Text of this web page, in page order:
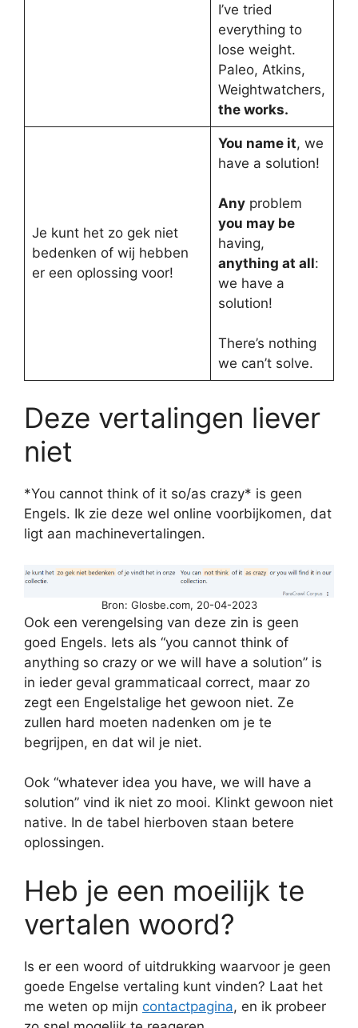
I’ve tried
everything to
lose weight.
Paleo, Atkins,
Weightwatchers,
the works.
Je kunt het zo gek niet
bedenken of wij hebben
er een oplossing voor!
You name it, we
have a solution!
Anyproblem
you may be
having,
anything at all:
we have a
solution!
There’s nothing
we can’t solve.
Deze vertalingen liever
niet
*You cannot think of it so/as crazy* is geen
Engels. Ik zie deze wel online voorbijkomen, dat
ligt aan machinevertalingen.
Bron: Glosbe.com, 20-04-2023
Ook een verengelsing van deze zin is geen
goed Engels. Iets als “you cannot think of
anything so crazy or we will have a solution” is
in ieder geval grammaticaal correct, maar zo
zegt een Engelstalige het gewoon niet. Ze
zullen hard moeten nadenken om je te
begrijpen, en dat wil je niet.
Ook “whatever idea you have, we will have a
solution” vind ik niet zo mooi. Klinkt gewoon niet
native. In de tabel hierboven staan betere
oplossingen.
Heb je een moeilijk te
vertalen woord?
Is er een woord of uitdrukking waarvoor je geen
goede Engelse vertaling kunt vinden? Laat het
me weten op mijn contactpagina, en ik probeer